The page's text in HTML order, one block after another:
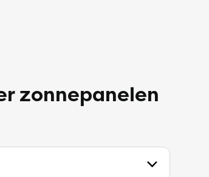
zonnepanelen